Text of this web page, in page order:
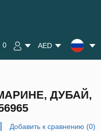
0 AED
ДУБАЙ,
Добавить к сравнению (0)